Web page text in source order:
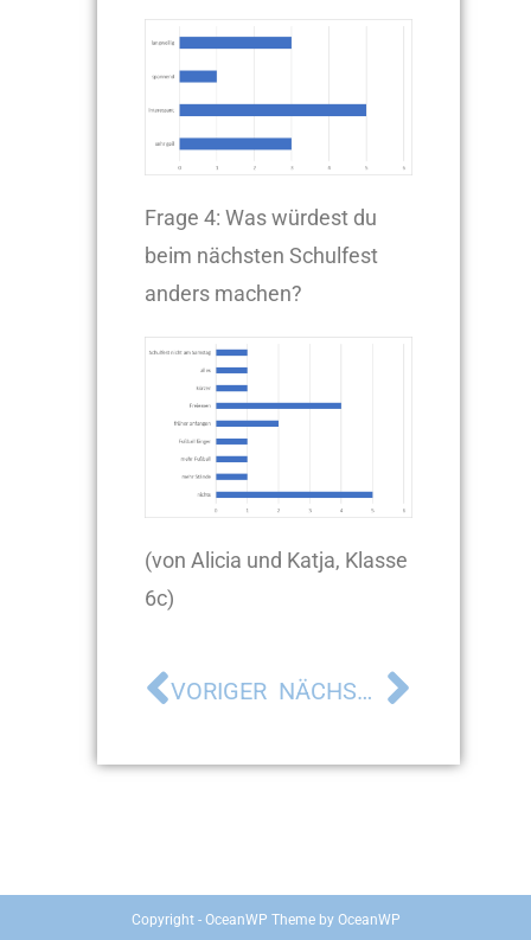
Frage 4: Was würdest du
beim nächsten Schulfest
anders machen?
(von Alicia und Katja, Klasse
6c)
VORIGER NÄCHSTER
Copyright - OceanWP Theme by OceanWP